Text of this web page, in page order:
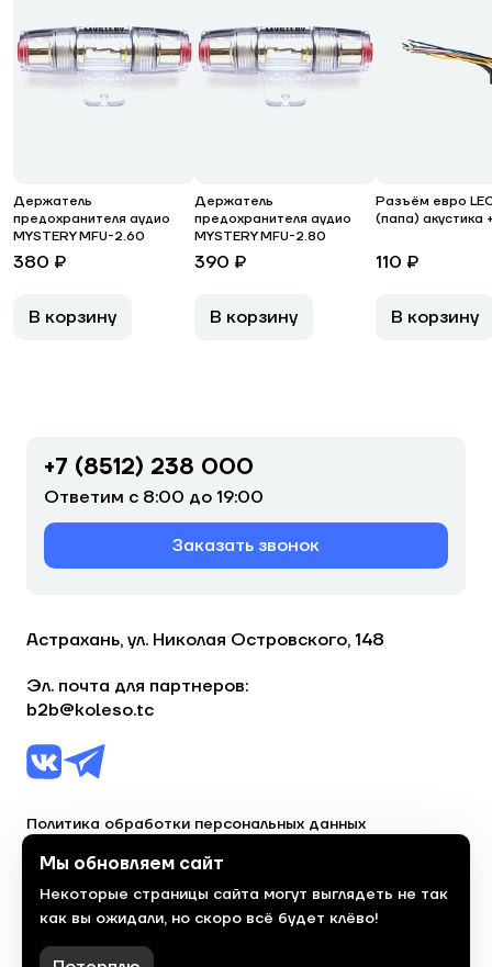
Держатель
предохранителя аудио
MYSTERY MFU-2.60
380 ₽
В корзину
Держатель
предохранителя аудио
MYSTERY MFU-2.80
390 ₽
В корзину
Разъём евро
(папа) акустика
110 ₽
В корзину
+7 (8512) 238 000
Ответим с 8:00 до 19:00
Заказать звонок
Астрахань, ул. Николая Островского, 148
Эл. почта для партнеров:
b2b@koleso.tc
Политика обработки персональных данных
© 2023, торгово-сервисная сеть «Колесо»
Политика конфиденциальности
Сделано
красиво
Мы обновляем сайт
Некоторые страницы сайта могут выглядеть не так
как вы ожидали, но скоро всё будет клёво!